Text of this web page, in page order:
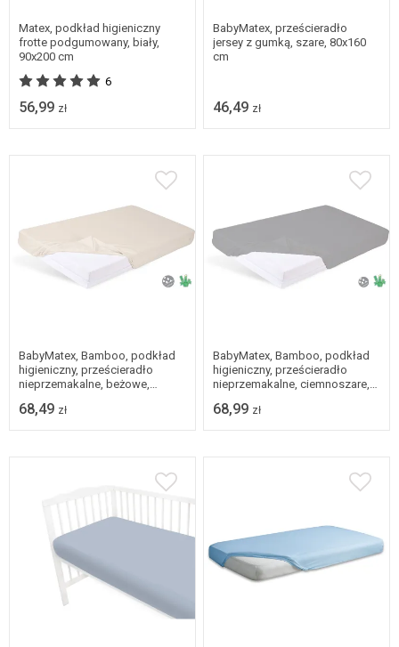
Matex, podkład higieniczny
frotte podgumowany, biały,
90x200 cm
6
56,99 zł
BabyMatex, prześcieradło
jersey z gumką, szare, 80x160
cm
46,49 zł
BabyMatex, Bamboo, podkład
higieniczny, prześcieradło
nieprzemakalne, beżowe,
68,49 zł
BabyMatex, Bamboo, podkład
higieniczny, prześcieradło
nieprzemakalne, ciemnoszare,
68,99 zł